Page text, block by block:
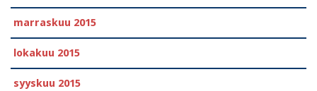
marraskuu 2015
lokakuu 2015
syyskuu 2015